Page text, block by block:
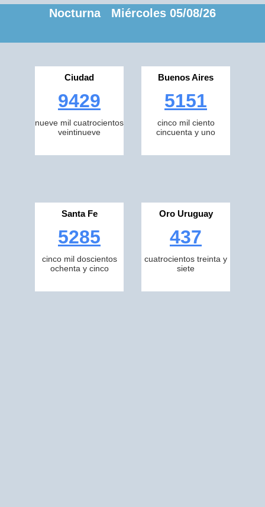
Nocturna Miércoles 05/08/26
Ciudad
9429
nueve mil cuatrocientos
veintinueve
Buenos Aires
5151
cinco mil ciento
cincuenta y uno
Santa Fe
5285
cinco mil doscientos
ochenta y cinco
Oro Uruguay
437
cuatrocientos treinta y
siete